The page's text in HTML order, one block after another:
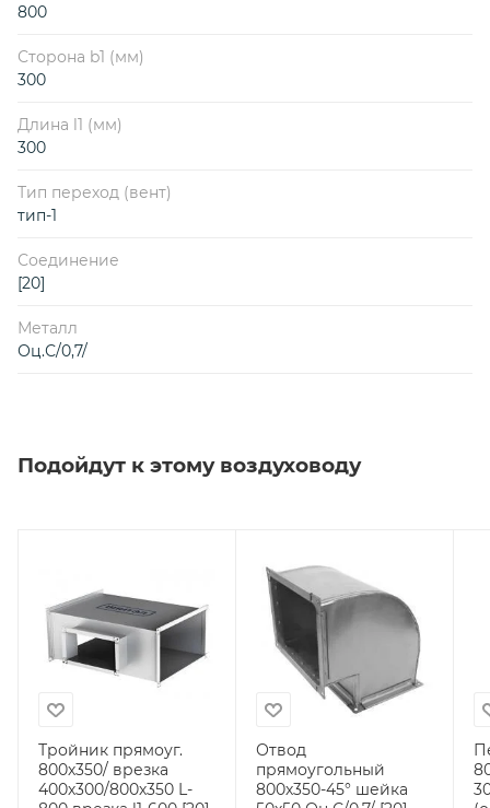
800
Сторона b1 (мм)
300
Длина l1 (мм)
300
Тип переход (вент)
тип-1
Соединение
[20]
Металл
Оц.С/0,7/
Подойдут к этому воздуховоду
Тройник прямоуг.
800х350/ врезка
400х300/800х350 L-
Отвод
прямоугольный
800х350-45° шейка